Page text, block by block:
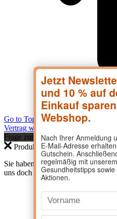
Go to Top
Vertrag widerrufen
Frage zum Produkt?
Produktanfrage
Sie haben eine Frage zu einem
uns doch direkt hier.